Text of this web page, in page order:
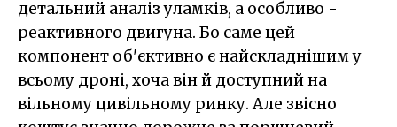
детальний аналіз уламків, а особливо -
реактивного двигуна. Бо саме цей
компонент об'єктивно є найскладнішим у
всьому дроні, хоча він й доступний на
вільному цивільному ринку. Але звісно